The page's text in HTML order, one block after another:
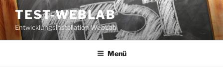
Zum
Inhalt
springen
TEST-WEBLAB
Entwicklungsinstallation WebLab
Menü